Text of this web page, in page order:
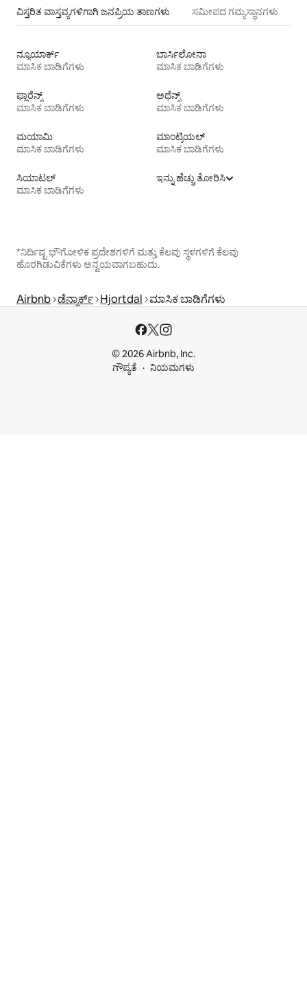
ವಿಸ್ತರಿತ ವಾಸ್ತವ್ಯಗಳಿಗಾಗಿ ಜನಪ್ರಿಯ ತಾಣಗಳು ಸಮೀಪದ ಗಮ್ಯಸ್ಥಾನಗಳು
ನ್ಯೂಯಾರ್ಕ್
ಮಾಸಿಕ ಬಾಡಿಗೆಗಳು
ಬಾರ್ಸಿಲೋನಾ
ಮಾಸಿಕ ಬಾಡಿಗೆಗಳು
ಫ್ಲಾರೆನ್ಸ್
ಮಾಸಿಕ ಬಾಡಿಗೆಗಳು
ಅಥೆನ್ಸ್
ಮಾಸಿಕ ಬಾಡಿಗೆಗಳು
ಮಯಾಮಿ
ಮಾಸಿಕ ಬಾಡಿಗೆಗಳು
ಮಾಂಟ್ರಿಯಲ್
ಮಾಸಿಕ ಬಾಡಿಗೆಗಳು
ಸಿಯಾಟಲ್
ಮಾಸಿಕ ಬಾಡಿಗೆಗಳು
ಇನ್ನು ಹೆಚ್ಚು ತೋರಿಸಿ
*ನಿರ್ದಿಷ್ಟ ಭೌಗೋಳಿಕ ಪ್ರದೇಶಗಳಿಗೆ ಮತ್ತು ಕೆಲವು ಸ್ಥಳಗಳಿಗೆ ಕೆಲವು
ಹೊರಗಿಡುವಿಕೆಗಳು ಅನ್ವಯವಾಗಬಹುದು.
Airbnb ಡೆನ್ಮಾರ್ಕ್ Hjortdal ಮಾಸಿಕ ಬಾಡಿಗೆಗಳು
© 2026 Airbnb, Inc.
ಗೌಪ್ಯತೆ
ನಿಯಮಗಳು